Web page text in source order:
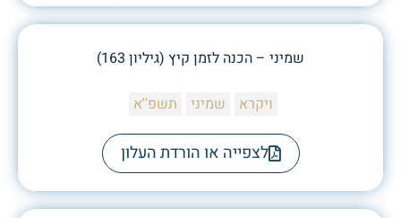
שמיני – הכנה לזמן קיץ (גיליון 163)
ויקרא שמיני תשפ''א
לצפייה או הורדת העלון